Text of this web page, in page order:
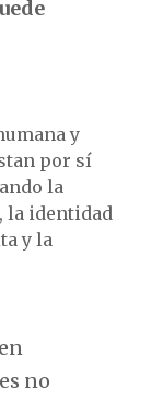
y
por sí
la
la identidad
y la
no